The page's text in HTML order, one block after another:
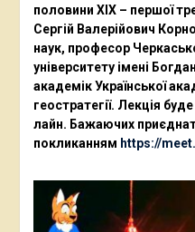
половини ХІХ – першої
Сергій Валерійович
наук, професор
університету імені
академік Української
геостратегії. Лекція
лайн. Бажаючих
покликанням https://